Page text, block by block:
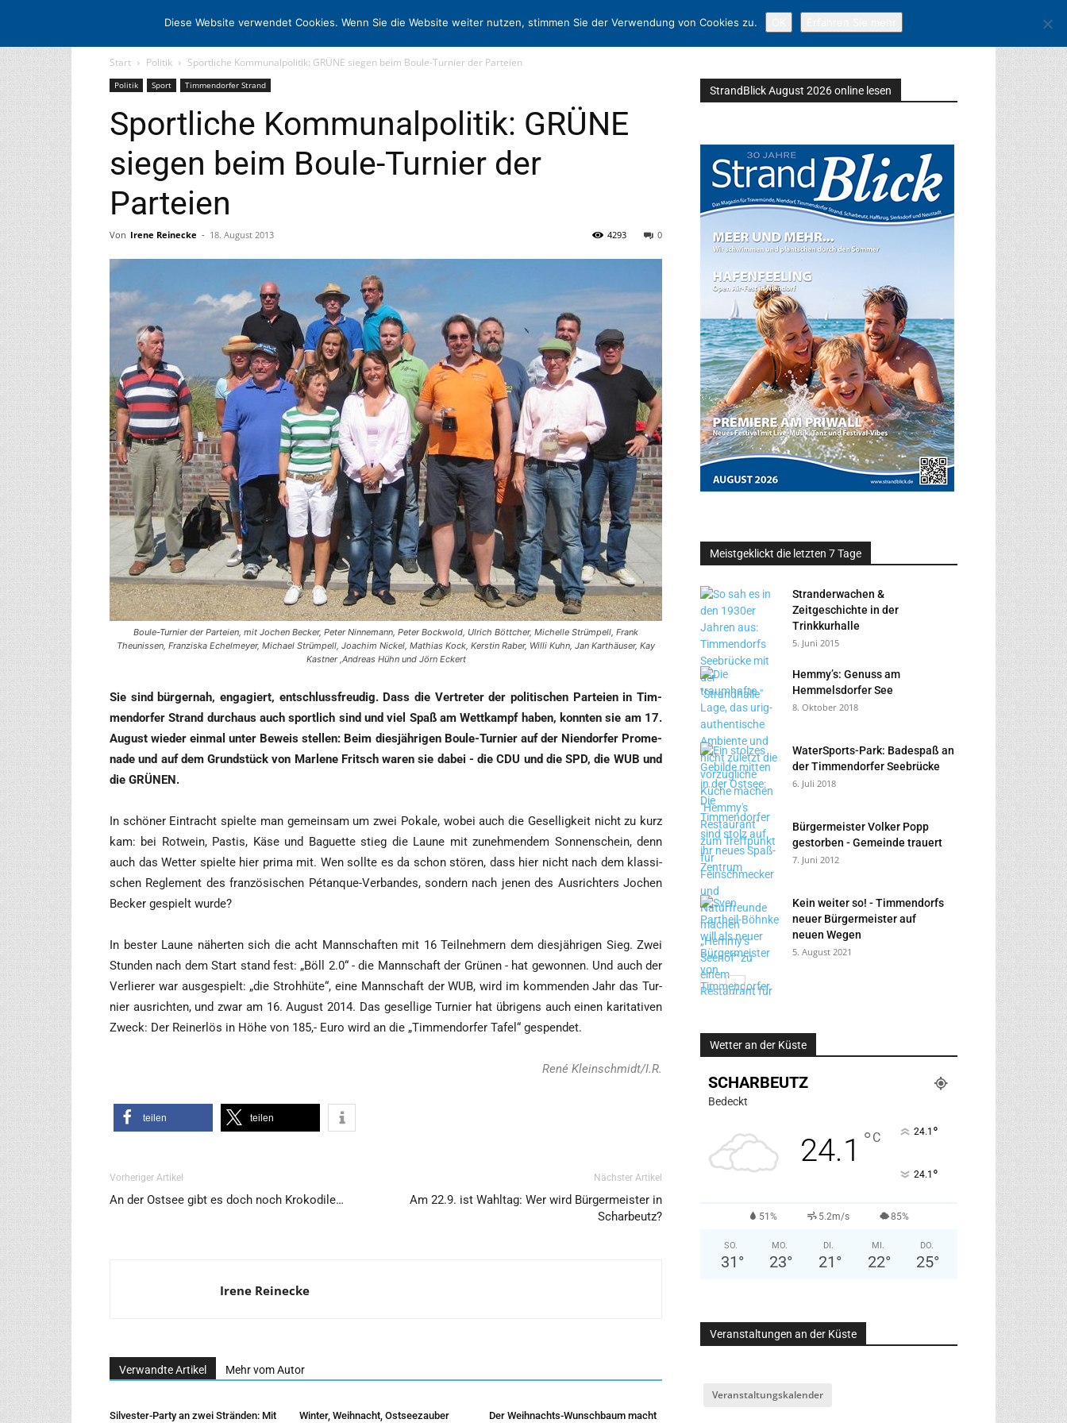
STARTSEITE ARCHIV MEDIADATEN KONTAKT
Start Politik Sportliche Kommunalpolitik: GRÜNE siegen beim Boule-Turnier der Parteien
Politik Sport Timmendorfer Strand
Sportliche Kommunalpolitik: GRÜNE
siegen beim Boule-Turnier der
Parteien
Von Irene Reinecke - 18. August 2013 0
4293
Boule-Turnier der Parteien, mit Jochen Becker, Peter Ninnemann, Peter Bockwold, Ulrich Böttcher, Michelle Strümpell, Frank
Theunissen, Franziska Echelmeyer, Michael Strümpell, Joachim Nickel, Mathias Kock, Kerstin Raber, Willi Kuhn, Jan Karthäuser, Kay
Kastner ,Andreas Hühn und Jörn Eckert
Sie sind bür­ger­nah, enga­giert, ent­schluss­freu­dig. Dass die Ver­tre­ter der poli­ti­schen Par­tei­en in Tim­
men­dor­fer Strand durch­aus auch sport­lich sind und viel Spaß am Wett­kampf haben, konn­ten sie am 17.
August wie­der ein­mal unter Beweis stel­len: Beim dies­jäh­ri­gen Boule-Tur­nier auf der Nien­dor­fer Pro­me­
na­de und auf dem Grund­stück von Mar­le­ne Frit­sch waren sie dabei - die CDU und die SPD, die WUB und
die GRÜNEN.
In schö­ner Ein­tracht spiel­te man gemein­sam um zwei Poka­le, wobei auch die Gesel­lig­keit nicht zu kurz
kam: bei Rot­wein, Pas­tis, Käse und Baguette stieg die Lau­ne mit zuneh­men­dem Son­nen­schein, denn
auch das Wet­ter spiel­te hier pri­ma mit. Wen soll­te es da schon stö­ren, dass hier nicht nach dem klas­si­
schen Regle­ment des fran­zö­si­schen Pétan­que-Ver­ban­des, son­dern nach jenen des Aus­rich­ters Jochen
Becker gespielt wurde?
In bes­ter Lau­ne näher­ten sich die acht Mann­schaf­ten mit 16 Teil­neh­mern dem dies­jäh­ri­gen Sieg. Zwei
Stun­den nach dem Start stand fest: „Böll 2.0“ - die Mann­schaft der Grü­nen - hat gewon­nen. Und auch der
Ver­lie­rer war aus­ge­spielt: „die Stroh­hü­te“, eine Mann­schaft der WUB, wird im kom­men­den Jahr das Tur­
nier aus­rich­ten, und zwar am 16. August 2014. Das gesel­li­ge Tur­nier hat übri­gens auch einen kari­ta­ti­ven
Zweck: Der Rein­erlös in Höhe von 185,- Euro wird an die „Tim­men­dor­fer Tafel“ gespendet.
René Kleinschmidt/I.R.
tei­len tei­len
Vorheriger Artikel
An der Ostsee gibt es doch noch Krokodile…
Nächster Artikel
Am 22.9. ist Wahltag: Wer wird Bürgermeister in
Scharbeutz?
Irene Reinecke
Verwandte Artikel Mehr vom Autor
Silvester-Party an zwei Stränden: Mit Winter, Weihnacht, Ostseezauber Der Weihnachts-Wunschbaum macht
StrandBlick August 2026 online lesen
Meistgeklickt die letzten 7 Tage
Stranderwachen &
Zeitgeschichte in der
Trinkkurhalle
5. Juni 2015
Hemmy’s: Genuss am
Hemmelsdorfer See
8. Oktober 2018
WaterSports-Park: Badespaß an
der Timmendorfer Seebrücke
6. Juli 2018
Bürgermeister Volker Popp
gestorben - Gemeinde trauert
7. Juni 2012
Kein weiter so! - Timmendorfs
neuer Bürgermeister auf
neuen Wegen
5. August 2021
Wetter an der Küste
SCHARBEUTZ
Bedeckt
24.1 °C 24.1 °
24.1 °
51% 5.2m/s 85%
SO.
31 °
MO.
23°
DI.
21 °
MI.
22°
DO.
25°
Veranstaltungen an der Küste
Veranstaltungskalender
Diese Website verwendet Cookies. Wenn Sie die Website weiter nutzen, stimmen Sie der Verwendung von Cookies zu.